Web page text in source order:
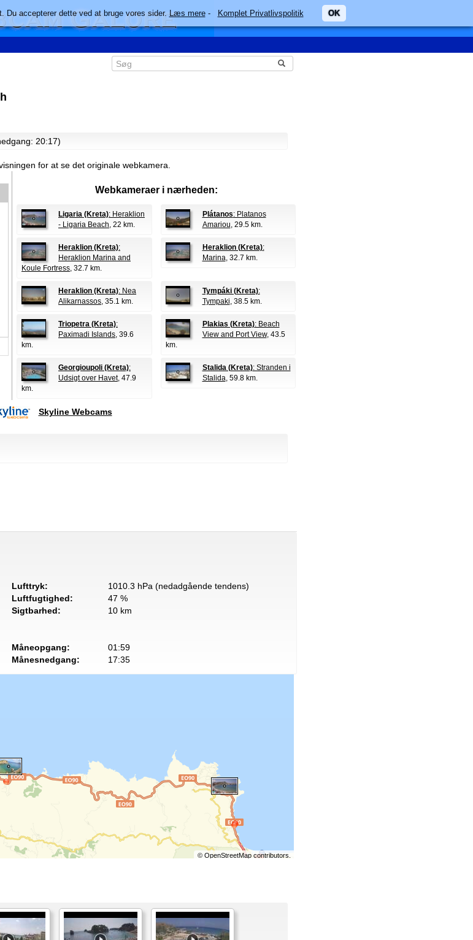
20:17)
for at se det originale webkamera.
Webkameraer i nærheden:
Ligaria (Kreta): Heraklion
- Ligaria Beach, 22 km.
Plátanos: Platanos
Amariou, 29.5 km.
Heraklion (Kreta):
Heraklion Marina and
Koule Fortress, 32.7 km.
Heraklion (Kreta):
Marina, 32.7 km.
Heraklion (Kreta): Nea
Alikarnassos, 35.1 km.
Tympáki (Kreta):
Tympaki, 38.5 km.
Triopetra (Kreta):
Paximadi Islands, 39.6
km.
Plakias (Kreta): Beach
View and Port View, 43.5
km.
Georgioupoli (Kreta):
Udsigt over Havet, 47.9
km.
Stalida (Kreta): Stranden i
Stalida, 59.8 km.
Skyline Webcams
Lufttryk:
1010.3 hPa (nedadgående tendens)
Luftfugtighed:
47 %
Sigtbarhed:
10 km
Måneopgang:
01:59
Månesnedgang:
17:35
© OpenStreetMapcontributors.
Du accepterer dette ved at bruge vores sider.Læs mere- Komplet Privatlivspolitik OK